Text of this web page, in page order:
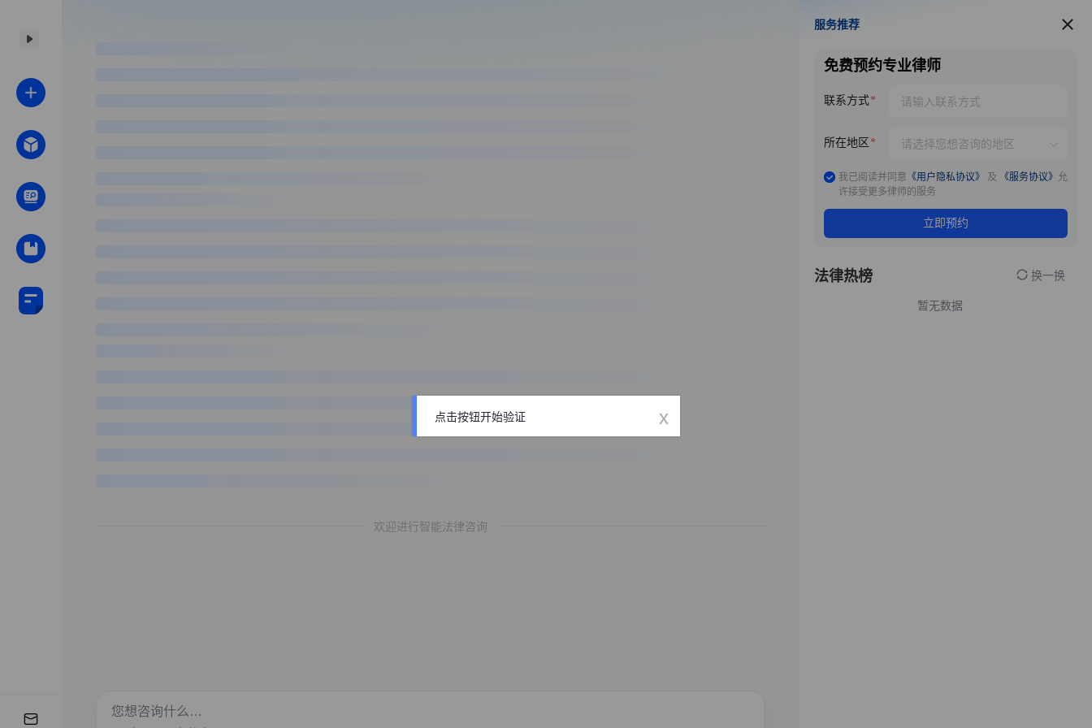
欢迎进行智能法律咨询
服务推荐
服务推荐
免费预约专业律师
联系方式
所在地区
我已阅读并同意 《用户隐私协议》 及 《服务协议》 允
许接受更多律师的服务
立即预约
法律热榜 换一换
暂无数据
点击按钮开始验证 x